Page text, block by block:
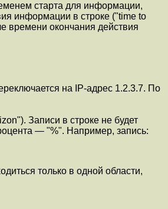
старта для информации,
информации в строке ("time to
времени окончания действия
на IP-адрес 1.2.3.7. По
Записи в строке не будет
— "%". Например, запись:
только в одной области,